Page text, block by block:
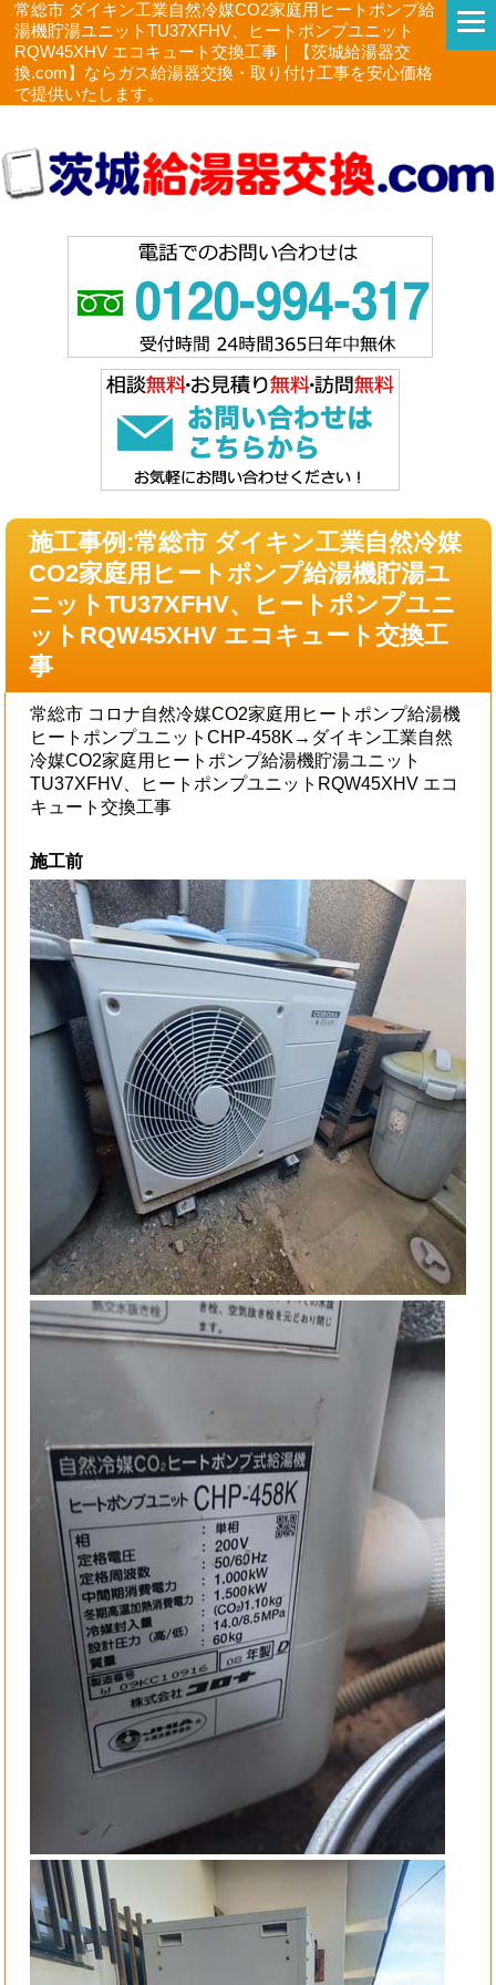
常総市 ダイキン工業自然冷媒CO2家庭用ヒートポンプ給
湯機貯湯ユニットTU37XFHV、ヒートポンプユニット
RQW45XHV エコキュート交換工事｜【茨城給湯器交
換.com】ならガス給湯器交換・取り付け工事を安心価格
で提供いたします。
施工事例:常総市 ダイキン工業自然冷媒
CO2家庭用ヒートポンプ給湯機貯湯ユ
ニットTU37XFHV、ヒートポンプユニ
ットRQW45XHV エコキュート交換工
事
常総市 コロナ自然冷媒CO2家庭用ヒートポンプ給湯機
ヒートポンプユニットCHP-458K→ダイキン工業自然
冷媒CO2家庭用ヒートポンプ給湯機貯湯ユニット
TU37XFHV、ヒートポンプユニットRQW45XHV エコ
キュート交換工事
施工前